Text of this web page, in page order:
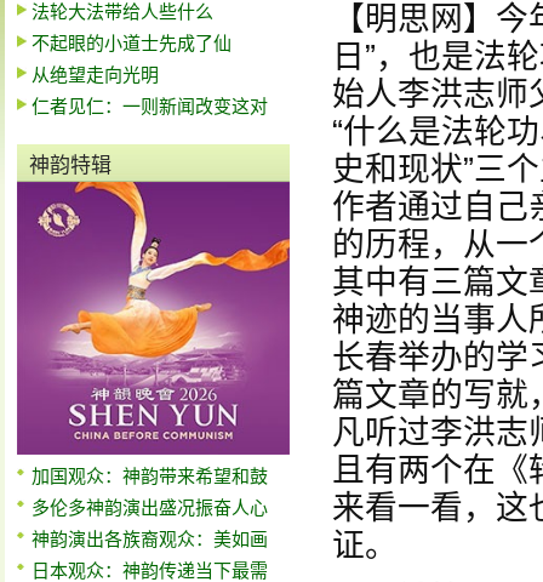
法轮大法带给人些什么
不起眼的小道士先成了仙
从绝望走向光明
仁者见仁：一则新闻改变这对
神韵特辑
加国观众：神韵带来希望和鼓
多伦多神韵演出盛况振奋人心
神韵演出各族裔观众：美如画
日本观众：神韵传递当下最需
【明思网】
日”，也是法
始人李洪志师
“什么是法轮
史和现状”三
作者通过自己
的历程，从一
其中有三篇文
神迹的当事人
长春举办的学
篇文章的写就
凡听过李洪志
且有两个在《
来看一看，这
证。